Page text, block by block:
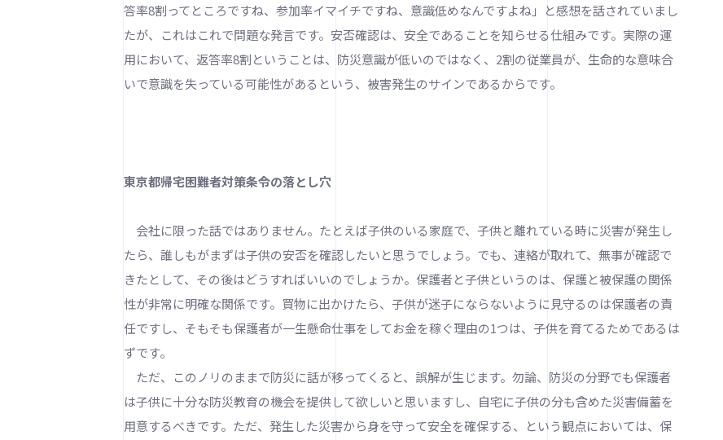
答率8割ってところですね、参加率イマイチですね、意識低めなんですよね」と感想を話されていまし
たが、これはこれで問題な発言です。安否確認は、安全であることを知らせる仕組みです。実際の運
用において、返答率8割ということは、防災意識が低いのではなく、2割の従業員が、生命的な意味合
いで意識を失っている可能性があるという、被害発生のサインであるからです。
東京都帰宅困難者対策条令の落とし穴
会社に限った話ではありません。たとえば子供のいる家庭で、子供と離れている時に災害が発生し
たら、誰しもがまずは子供の安否を確認したいと思うでしょう。でも、連絡が取れて、無事が確認で
きたとして、その後はどうすればいいのでしょうか。保護者と子供というのは、保護と被保護の関係
性が非常に明確な関係です。買物に出かけたら、子供が迷子にならないように見守るのは保護者の責
任ですし、そもそも保護者が一生懸命仕事をしてお金を稼ぐ理由の1つは、子供を育てるためであるは
ずです。
ただ、このノリのままで防災に話が移ってくると、誤解が生じます。勿論、防災の分野でも保護者
は子供に十分な防災教育の機会を提供して欲しいと思いますし、自宅に子供の分も含めた災害備蓄を
用意するべきです。ただ、発生した災害から身を守って安全を確保する、という観点においては、保